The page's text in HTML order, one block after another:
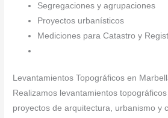
Segregaciones y agrupaciones
Proyectos urbanísticos
Mediciones para Catastro y
Levantamientos Topográficos en
Realizamos levantamientos
proyectos de arquitectura, urbanismo y